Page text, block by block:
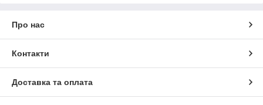
Про нас
Контакти
Доставка та оплата